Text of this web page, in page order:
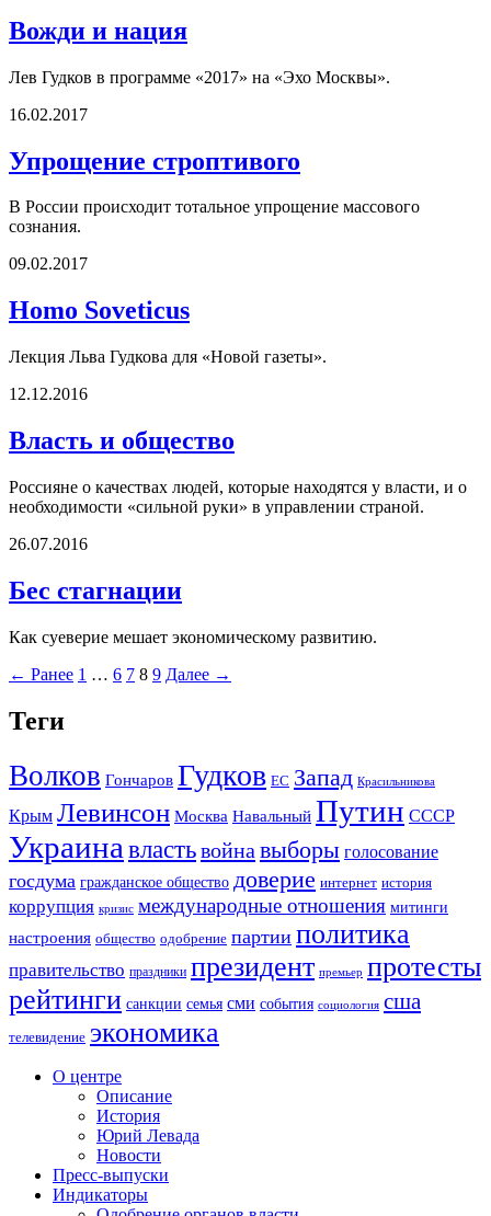
Вожди и нация
Лев Гудков в программе «2017» на «Эхо Москвы».
16.02.2017
Упрощение строптивого
В России происходит тотальное упрощение массового
сознания.
09.02.2017
Homo Soveticus
Лекция Льва Гудкова для «Новой газеты».
12.12.2016
Власть и общество
Россияне о качествах людей, которые находятся у власти, и о
необходимости «сильной руки» в управлении страной.
26.07.2016
Бес стагнации
Как суеверие мешает экономическому развитию.
← Ранее 1 … 6 7 8 9 Далее →
Теги
Волков Гончаров Гудков ЕС Запад Красильникова
Крым Левинсон Москва Навальный Путин СССР
Украина властьвойна выборы голосование
госдума гражданское общество доверие интернет история
коррупция кризис международные отношения митинги
настроения общество одобрение партии политика
правительство праздники президент премьер протесты
рейтинги санкции семья сми события социология сша
телевидение экономика
О центре
Описание
История
Юрий Левада
Новости
Пресс-выпуски
Индикаторы